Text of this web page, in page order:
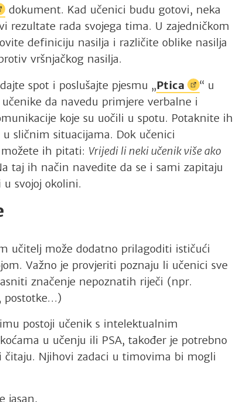
dokument. Kad učenici budu gotovi, neka
rezultate rada svojega tima. U zajedničkom
definiciju nasilja i različite oblike nasilja
vršnjačkog nasilja.
spot i poslušajte pjesmu „Ptica
“ u
da navedu primjere verbalne i
koje su uočili u spotu. Potaknite ih
u sličnim situacijama. Dok učenici
ih pitati: Vrijedi li neki učenik više ako
taj ih način navedite da se i sami zapitaju
svojoj okolini.
učitelj može dodatno prilagoditi ističući
Važno je provjeriti poznaju li učenici sve
značenje nepoznatih riječi (npr.
postotke…)
postoji učenik s intelektualnim
u učenju ili PSA, također je potrebno
Njihovi zadaci u timovima bi mogli
jasan,